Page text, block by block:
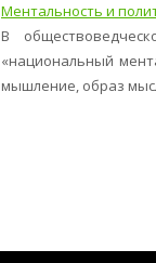
Ментальность и
В
«национальный
мышление, образ